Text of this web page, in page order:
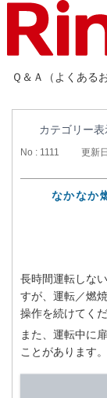
Ｑ＆Ａ（よくある
カテゴリー表
No : 1111 更新
なかなか
長時間運転しな
すが、運転／燃
操作を続けてくだ
また、運転中に
ことがあります。